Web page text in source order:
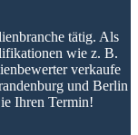
tätig. Als
wie z. B.
verkaufe
und Berlin
Ihren Termin!